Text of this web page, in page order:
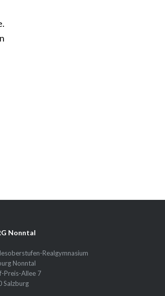
Nonntal
Realgymnasium
Nonntal
Preis-Allee 7
Salzburg